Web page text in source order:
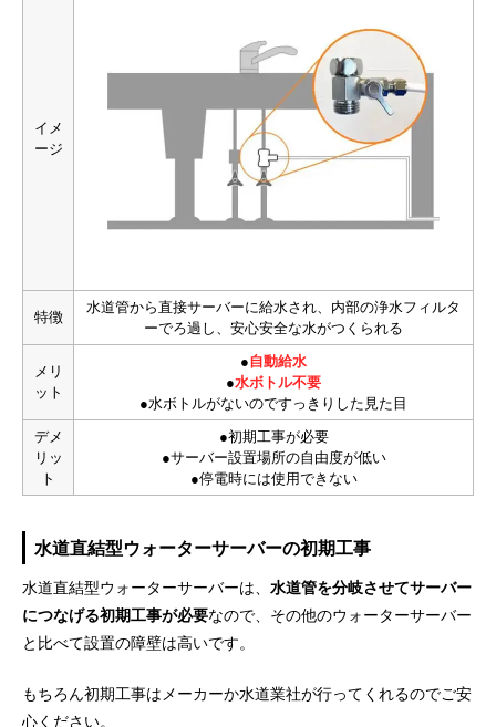
イメ
ージ
特徴
水道管から直接サーバーに給水され、内部の浄水フィルタ
ーでろ過し、安心安全な水がつくられる
メリ
ット
●自動給水
●水ボトル不要
●水ボトルがないのですっきりした見た目
デメ
リッ
ト
●初期工事が必要
●サーバー設置場所の自由度が低い
●停電時には使用できない
水道直結型ウォーターサーバーの初期工事
水道直結型ウォーターサーバーは、 水道管を分岐させてサーバー
につなげる初期工事が必要なので、その他のウォーターサーバー
と比べて設置の障壁は高いです。
もちろん初期工事はメーカーか水道業社が行ってくれるのでご安
心ください。